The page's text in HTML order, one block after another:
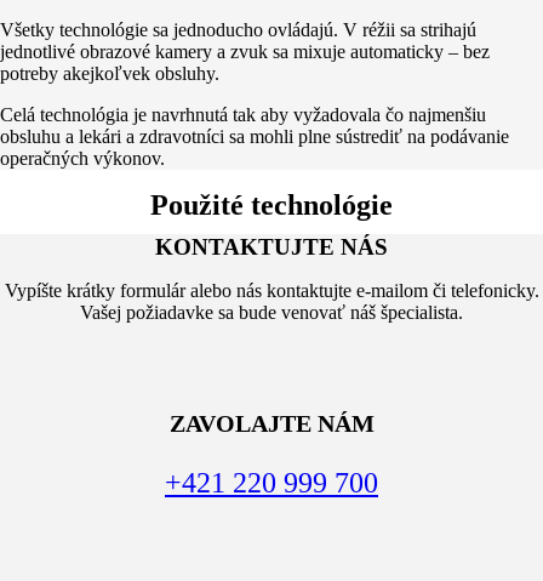
Všetky technológie sa jednoducho ovládajú. V réžii sa strihajú
jednotlivé obrazové kamery a zvuk sa mixuje automaticky – bez
potreby akejkoľvek obsluhy.
Celá technológia je navrhnutá tak aby vyžadovala čo najmenšiu
obsluhu a lekári a zdravotníci sa mohli plne sústrediť na podávanie
operačných výkonov.
Použité technológie
KONTAKTUJTE NÁS
Vypíšte krátky formulár alebo nás kontaktujte e-mailom či telefonicky.
Vašej požiadavke sa bude venovať náš špecialista.
ZAVOLAJTE NÁM
+421 220 999 700